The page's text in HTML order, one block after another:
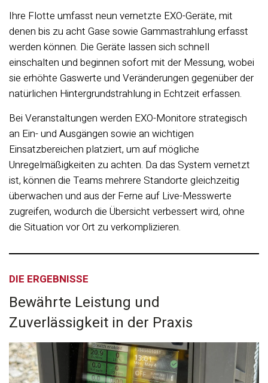
Ihre Flotte umfasst neun vernetzte EXO-Geräte, mit
denen bis zu acht Gase sowie Gammastrahlung erfasst
werden können. Die Geräte lassen sich schnell
einschalten und beginnen sofort mit der Messung, wobei
sie erhöhte Gaswerte und Veränderungen gegenüber der
natürlichen Hintergrundstrahlung in Echtzeit erfassen.
Bei Veranstaltungen werden EXO-Monitore strategisch
an Ein- und Ausgängen sowie an wichtigen
Einsatzbereichen platziert, um auf mögliche
Unregelmäßigkeiten zu achten. Da das System vernetzt
ist, können die Teams mehrere Standorte gleichzeitig
überwachen und aus der Ferne auf Live-Messwerte
zugreifen, wodurch die Übersicht verbessert wird, ohne
die Situation vor Ort zu verkomplizieren.
DIE ERGEBNISSE
Bewährte Leistung und
Zuverlässigkeit in der Praxis